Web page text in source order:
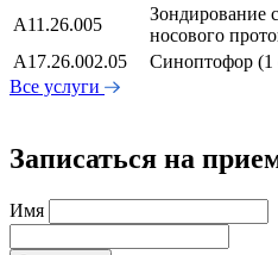
А11.26.005
Зондирование
носового
А17.26.002.05
Синоптофор (1
Все услуги
Записаться на
Имя